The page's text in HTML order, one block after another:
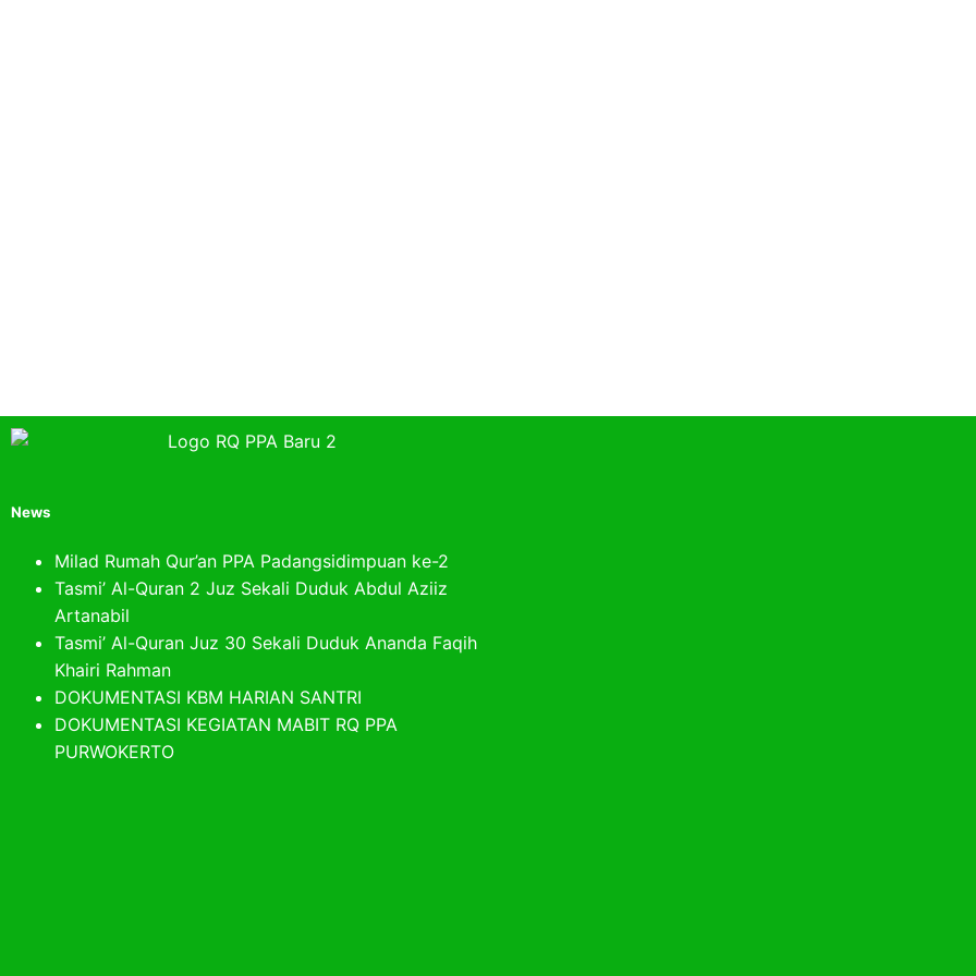
News
Milad Rumah Qur’an PPA Padangsidimpuan ke-2
Tasmi’ Al-Quran 2 Juz Sekali Duduk Abdul Aziiz
Artanabil
Tasmi’ Al-Quran Juz 30 Sekali Duduk Ananda Faqih
Khairi Rahman
DOKUMENTASI KBM HARIAN SANTRI
DOKUMENTASI KEGIATAN MABIT RQ PPA
PURWOKERTO